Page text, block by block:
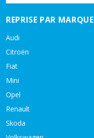
REPRISE PAR MARQUE
Audi
Citroën
Fiat
Mini
Opel
Renault
Skoda